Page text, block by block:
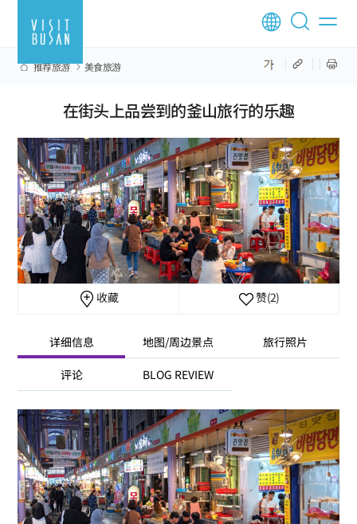
推荐旅游 美食旅游
在街头上品尝到的釜山旅行的乐趣
收藏 赞(2)
详细信息 地图/周边景点 旅行照片
评论 BLOG REVIEW